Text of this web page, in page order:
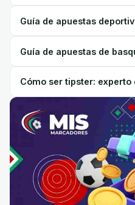
Guía de apuestas
Guía de apuestas de
Cómo ser tipster: